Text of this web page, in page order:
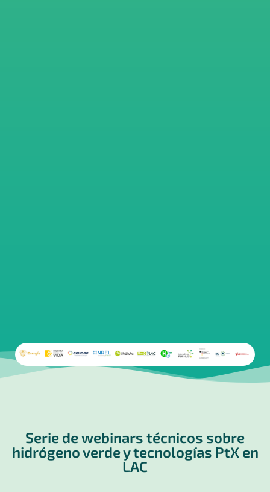
Serie de webinars técnicos sobre
hidrógeno verde y tecnologías PtX en
LAC